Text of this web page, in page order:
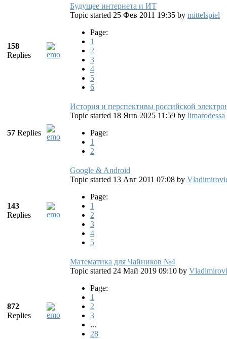
158
Replies
Будущее интернета и ИТ
Topic started 25 Фев 2011 19:35 by mittelspiel
Page:
1
2
3
4
5
6
57 Replies
История и перспективы российской
Topic started 18 Янв 2025 11:59 by limarodessa
Page:
1
2
143
Replies
Google & Android
Topic started 13 Авг 2011 07:08 by
Page:
1
2
3
4
5
872
Replies
Математика для Чайников №4
Topic started 24 Май 2019 09:10 by
Page:
1
2
3
...
28